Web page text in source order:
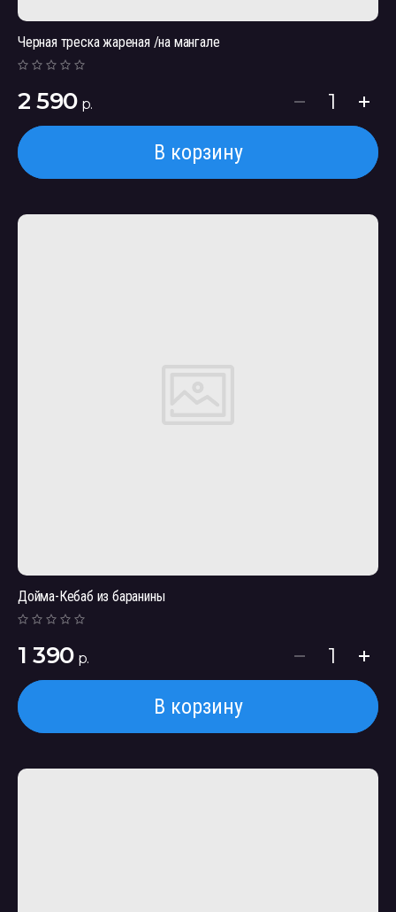
Черная треска жареная /на мангале
2 590 р.
В корзину
Дойма-Кебаб из баранины
1 390 р.
В корзину